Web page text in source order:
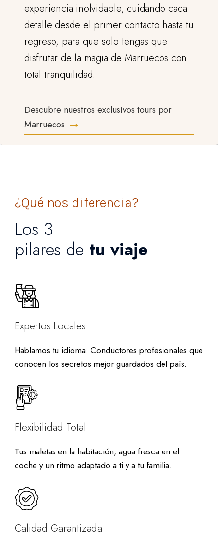
experiencia inolvidable, cuidando cada
detalle desde el primer contacto hasta tu
regreso, para que solo tengas que
disfrutar de la magia de Marruecos con
total tranquilidad.
Descubre nuestros exclusivos tours por
Marruecos
¿Qué nos diferencia?
Los 3
pilares de tu viaje
Expertos Locales
Hablamos tu idioma. Conductores profesionales que
conocen los secretos mejor guardados del país.
Flexibilidad Total
Tus maletas en la habitación, agua fresca en el
coche y un ritmo adaptado a ti y a tu familia.
Calidad Garantizada